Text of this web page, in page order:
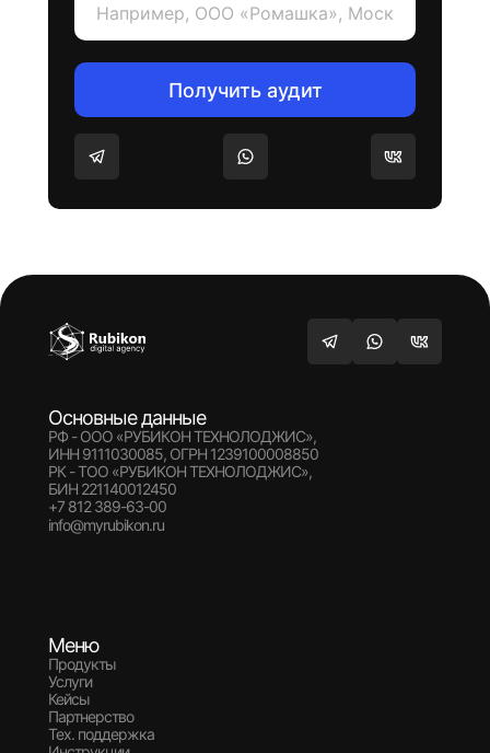
Получить аудит
Основные данные
РФ - ООО «РУБИКОН ТЕХНОЛОДЖИС»,
ИНН 9111030085, ОГРН 1239100008850
РК - ТОО «РУБИКОН ТЕХНОЛОДЖИС»,
БИН 221140012450
+7 812 389-63-00
info@myrubikon.ru
Меню
Продукты
Услуги
Кейсы
Партнерство
Тех. поддержка